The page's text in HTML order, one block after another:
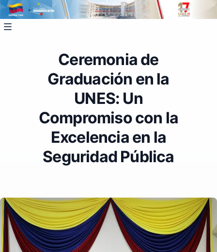
Ceremonia de
Graduación en la
UNES: Un
Compromiso con la
Excelencia en la
Seguridad Pública